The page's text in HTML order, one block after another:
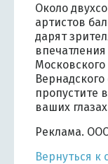
Около
артистов
дарят
Вернадского
пропустите
ваших
Реклама.
Вернуться к